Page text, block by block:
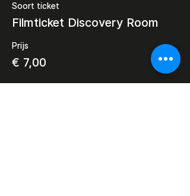
Soort ticket
Filmticket Discovery Room
Prijs
€ 7,00